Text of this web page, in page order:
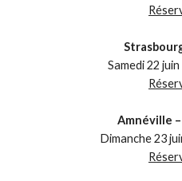
Samedi 22
Amnéville
Dimanche 23